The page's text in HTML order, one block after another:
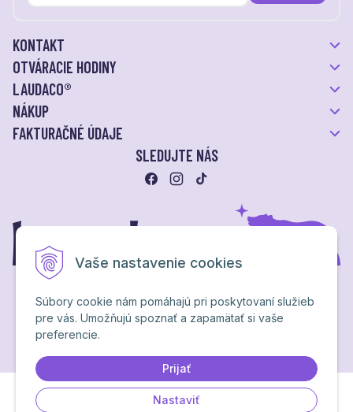
Vaše nastavenie cookies
Súbory cookie nám pomáhajú pri poskytovaní služieb
pre vás. Umožňujú spoznať a zapamätať si vaše
preferencie.
Prijať
Nastaviť
KONTAKT
OTVÁRACIE HODINY
LAUDACO®
NÁKUP
FAKTURAČNÉ ÚDAJE
SLEDUJTE NÁS
Ochrana osobných údajov
NextShop&